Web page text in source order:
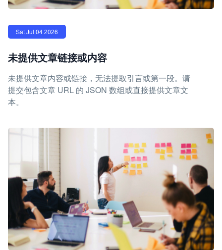
Sat Jul 04 2026
未提供文章链接或内容
未提供文章内容或链接，无法提取引言或第一段。请
提交包含文章 URL 的 JSON 数组或直接提供文章文
本。